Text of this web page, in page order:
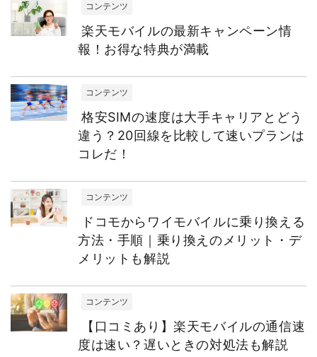
コンテンツ
楽天モバイルの最新キャンペーン情
報！お得な特典が満載
コンテンツ
格安SIMの速度は大手キャリアとどう
違う？20回線を比較して速いプランは
コレだ！
コンテンツ
ドコモからワイモバイルに乗り換える
方法・手順｜乗り換えのメリット・デ
メリットも解説
コンテンツ
【口コミあり】楽天モバイルの通信速
度は速い？遅いときの対処法も解説